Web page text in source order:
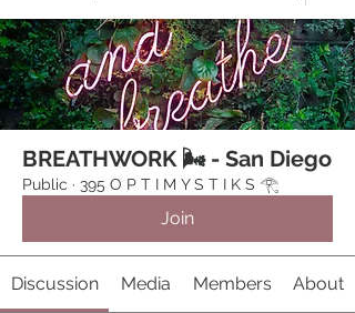
BREATHWORK 🌬 - San Diego
Public · 395 O P T I M Y S T I K S 𓂀⁠
Join
Discussion Media Members About